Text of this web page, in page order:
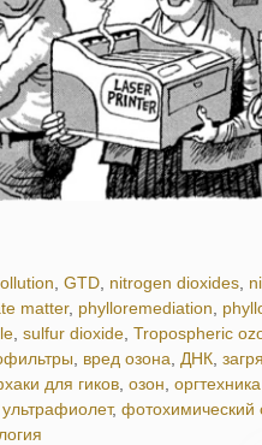
, GTD, nitrogen dioxides,
matter, phylloremediation,
, sulfur dioxide, Tropospheric
, вред озона, ДНК,
для гиков, озон, оргтехника
ультрафиолет, фотохимический